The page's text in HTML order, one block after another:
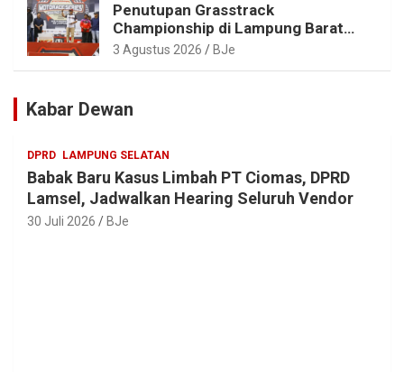
Penutupan Grasstrack
Championship di Lampung Barat
Meriah, Dihadiri Ribuan Penonton; Ini
3 Agustus 2026 BJe
Kabar Dewan
DPRD LAMPUNG SELATAN
Babak Baru Kasus Limbah PT Ciomas, DPRD
Lamsel, Jadwalkan Hearing Seluruh Vendor
30 Juli 2026 BJe